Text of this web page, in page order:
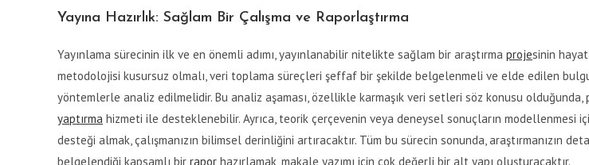
Yayına Hazırlık: Sağlam Bir Çalışma ve Raporlaştırma
Yayınlama sürecinin ilk ve en önemli adımı, yayınlanabilir nitelikte sağlam bir araştırma projesinin
metodolojisi kusursuz olmalı, veri toplama süreçleri şeffaf bir şekilde belgelenmeli ve elde edilen
yöntemlerle analiz edilmelidir. Bu analiz aşaması, özellikle karmaşık veri setleri söz konusu
yaptırma hizmeti ile desteklenebilir. Ayrıca, teorik çerçevenin veya deneysel sonuçların modellenmesi
desteği almak, çalışmanızın bilimsel derinliğini artıracaktır. Tüm bu sürecin sonunda, araştırmanızın
belgelendiği kapsamlı bir rapor hazırlamak, makale yazımı için çok değerli bir alt yapı oluşturacaktır.